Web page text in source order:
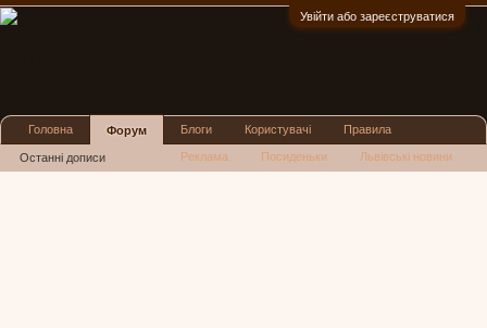
Увійти або зареєструватися
Головна Форум
Останні дописи
Блоги Користувачі Правила
Реклама Посиденьки Львівські новини